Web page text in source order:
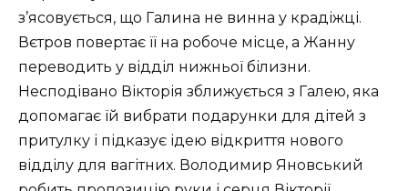
з’ясовується, що Галина не винна у крадіжці.
Вєтров повертає її на робоче місце, а Жанну
переводить у відділ нижньої білизни.
Несподівано Вікторія зближується з Галею, яка
допомагає їй вибрати подарунки для дітей з
притулку і підказує ідею відкриття нового
відділу для вагітних. Володимир Яновський